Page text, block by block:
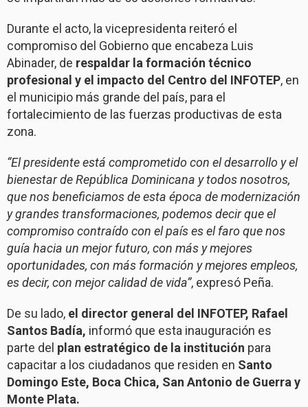
Durante el acto, la vicepresidenta reiteró el
compromiso del Gobierno que encabeza Luis
Abinader, de respaldar la formación técnico
profesional y el impacto del Centro del INFOTEP, en
el municipio más grande del país, para el
fortalecimiento de las fuerzas productivas de esta
zona.
“El presidente está comprometido con el desarrollo y el
bienestar de República Dominicana y todos nosotros,
que nos beneficiamos de esta época de modernización
y grandes transformaciones, podemos decir que el
compromiso contraído con el país es el faro que nos
guía hacia un mejor futuro, con más y mejores
oportunidades, con más formación y mejores empleos,
es decir, con mejor calidad de vida”, expresó Peña.
De su lado, el director general del INFOTEP, Rafael
Santos Badía, informó que esta inauguración es
parte del plan estratégico de la institución para
capacitar a los ciudadanos que residen en Santo
Domingo Este, Boca Chica, San Antonio de Guerra y
Monte Plata.